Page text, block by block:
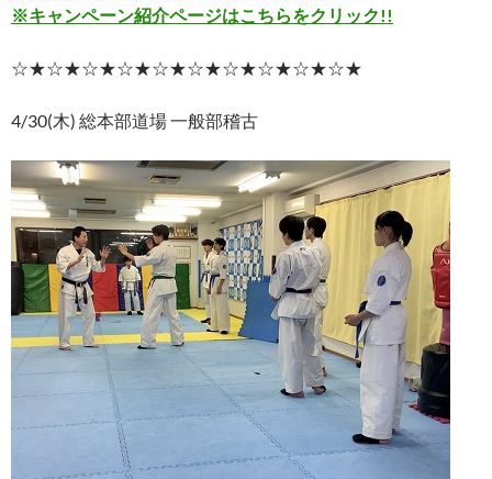
※キャンペーン紹介ページはこちらをクリック!!
☆★☆★☆★☆★☆★☆★☆★☆★☆★☆★
4/30(木) 総本部道場 一般部稽古